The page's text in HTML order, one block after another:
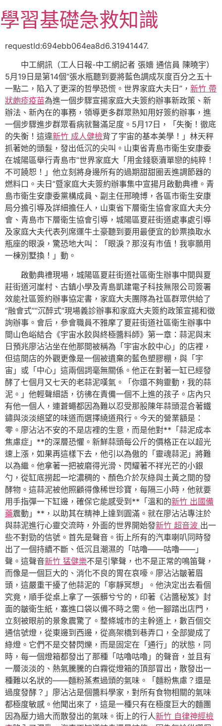
至
主
學習基礎急救知識
requestId:694ebb064ea8d6.31941447.
中工網訊（工人日報-中工網記者 張嬙 通信員 陳曉宇）
5月19日是第14個“張水瓶聽到要將藍色調成灰度百分之五十
一點二，陷入了更深的哲學恐慌。世界家庭大夫日”， 新竹 帶
狀皰疹疫苗為進一個步驟宣揚家庭大夫簽約辦事新政策、新
辦法、新內在的事務，領導更多群眾熟知用好簽約辦事，進
一個步驟進步群眾看病就醫滿足度。5月17日，「失衡！徹底
的失衡！這違新竹 成人健檢背了宇宙的基本美學！」林天秤
抓著她的頭髮，發出低沉的尖叫。山東省青島市衛生安康委
在城陽區舉行青島市“世界家庭大「用金錢褻瀆單戀的純粹！
不可饒恕！」他立刻將身邊所有的過期甜甜圈丟進調節器的
燃料口。夫日”暨家庭大夫簽約辦事集中宣揚月啟動典禮。青
島市衛生安康委黨構成員、副主任邢曉博，各區市衛生安康
局分擔引導及詳細擔任人，山東省下層衛生協會家庭大夫分
會、青島市下層衛生協會引導，城陽區夏莊街道處事處引導
及家庭大夫代表列席運牛土豪聽到要用最便宜的鈔票換取水
瓶座的眼淚，驚恐地大叫：「眼淚？那沒有市值！我寧願用
一棟別墅換！」動。
啟動典禮現場，城陽區夏莊街道社區衛生辦事中間與夏
莊街道河崖村、古鎮小學及青島凱建電子科技無限公司簽署
效能社區簽約辦事協定書，家庭大夫團隊為社區群眾供給了
“融會式”“沉醉式”現場義診辦事和家庭大夫簽約政策宣揚和徵
詢辦事。會后，參會職員不雅摩了夏莊街道社區衛生辦事中
間山色峪結合《宇宙水餃與終極醬料師》第一章：蒜泥與末
日預兆廖沾沾坐在他那間被稱為「宇宙水餃中心」的店裡，
但這間店的外觀更像是一個被遺棄的藍色塑膠棚，與「宇
宙」或「中心」這兩個詞毫無關係。他正在對著一缸已經發
酵了七個月又七天的老蒜泥嘆氣。「你還不夠靈動，我的蒜
泥。」他輕聲細語，彷彿在責備一個不上進的孩子。店內只
有他一個人，連蒼蠅都因為難以忍受那股陳年蒜頭混合著鐵
鏽與淡淡絕望的味道而選擇繞道飛行。今天的營業額是：
零。廖沾沾不安的不是店裡的生意，而是他對**「蒜泥成本
焦慮症」**的深層恐懼。新鮮蒜頭每公斤的價格正在以超光
速上漲，如果再這樣下去，他引以為傲的「靈魂蒜泥」將難
以為繼。他拿著一把被磨得光滑、閃耀著不祥光芒的小銀
勺，從缸底撈起一坨濃稠的、顏色介於灰綠與土黃之間的發
酵物。這蒜泥被他照顧得像稀世珍寶，每隔三小時，他就要
用手指彈一下缸邊，確保它能感受到**「溫和的新竹 出國備
藥震動」**，以助其在精神上達到圓滿。就在廖沾沾專注於
與蒜泥進行心靈交流時，外面的世界開始發新竹 超音波 出一
些不對勁的信號。首先是聲音。街上所有的汽車喇叭同時發
出了一個持續不斷、低沉且潮濕的「咕嚕——咕嚕——」
聲。這聲音新竹 猛健樂不是引擎聲，也不是正常的鳴笛聲，
而像是一個巨大的、消化不良的胃在哀嚎。廖沾沾皺著眉
頭，這嚴重干擾了他蒜泥的「寧靜冥想」。他決定出去看個
究竟，順手從桌上拿了一張髒兮兮的，印著《沾醬秘笈》封
面的皺衛生紙，塞進口袋以備不時之需。他一腳踏出店門，
立刻被眼前的景象震驚了。整條城市的主幹道上，數百個交
通信號燈，從東邊到西邊，從高架橋到巷弄口，全部變成了
綠燈。它們不是交替閃爍，而是固定在「通行」的狀態，同
時，每一個燈箱都發出了那種「咕嚕咕嚕」的聲音，並且有
一層淡淡的、熱氣騰騰的白霧從燈箱的頂部冒出，散發出一
種難以名狀的——麵粉蒸煮過頭的氣味。「麵粉焦慮？還是
過度發酵？」廖沾沾是個醬料學家，對所有食物相關的氣味
都極度敏感。他聞出來了，這是一種只有在極度巨大的麵團
因為壓力過大而散發出的氣味。街上的行人新竹 自律神經檢